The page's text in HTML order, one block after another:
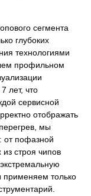
сегмента
глубоких
технологиями
профильном
лет, что
сервисной
отображать
мы
от пофазной
строя чипов
применяем только